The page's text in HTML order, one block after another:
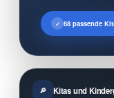
68 passende
Kitas und